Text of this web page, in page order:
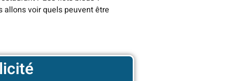
allons voir quels peuvent être